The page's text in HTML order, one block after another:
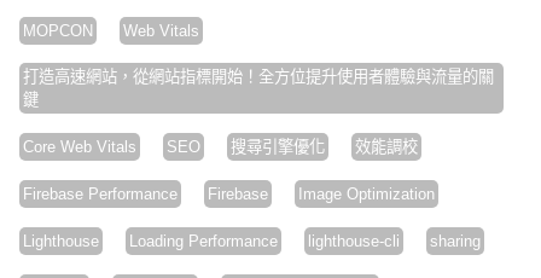
MOPCON Web Vitals
打造高速網站，從網站指標開始！全方位提升使用者體驗與流量的關
鍵
Core Web Vitals SEO 搜尋引擎優化 效能調校
Firebase Performance Firebase Image Optimization
Lighthouse Loading Performance lighthouse-cli sharing